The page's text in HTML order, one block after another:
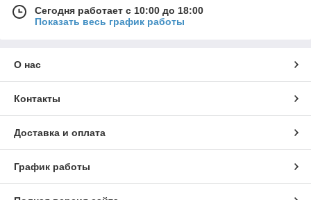
Сегодня работает с 10:00 до 18:00
Показать весь график работы
О нас
Контакты
Доставка и оплата
График работы